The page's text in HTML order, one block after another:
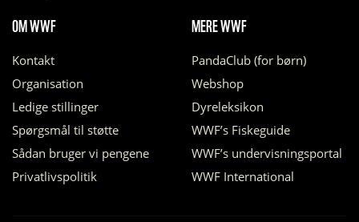
OM WWF
Kontakt
Organisation
Ledige stillinger
Spørgsmål til støtte
Sådan bruger vi pengene
Privatlivspolitik
MERE WWF
PandaClub (for børn)
Webshop
Dyreleksikon
WWF’s Fiskeguide
WWF’s undervisningsportal
WWF International